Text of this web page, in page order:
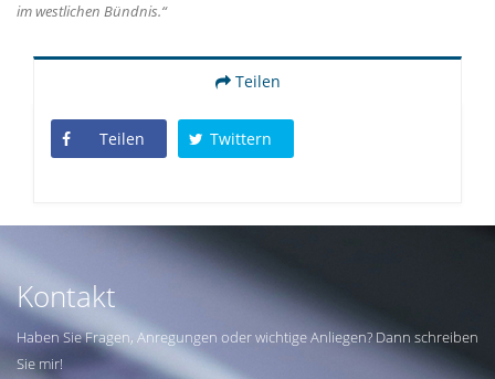
im westlichen Bündnis.“
Teilen
Teilen Twittern
Kontakt
Haben Sie Fragen, Anregungen oder wichtige Anliegen? Dann schreiben
Sie mir!